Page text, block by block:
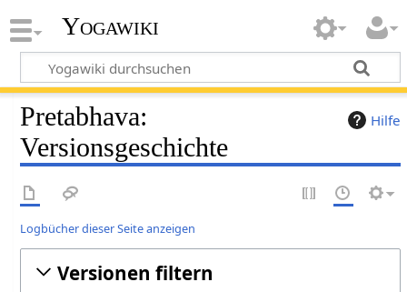
Yogawiki
Hilfe
Pretabhava:
Versionsgeschichte
Logbücher dieser Seite anzeigen
Versionen filtern